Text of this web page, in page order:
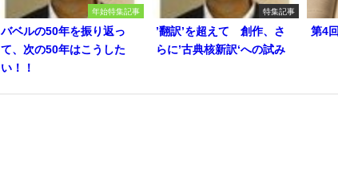
年始特集記事
バベルの50年を振り返っ
て、次の50年はこうした
い！！
特集記事
’翻訳’を超えて 創作、さ
らに’古典核新訳‘への試み
第4